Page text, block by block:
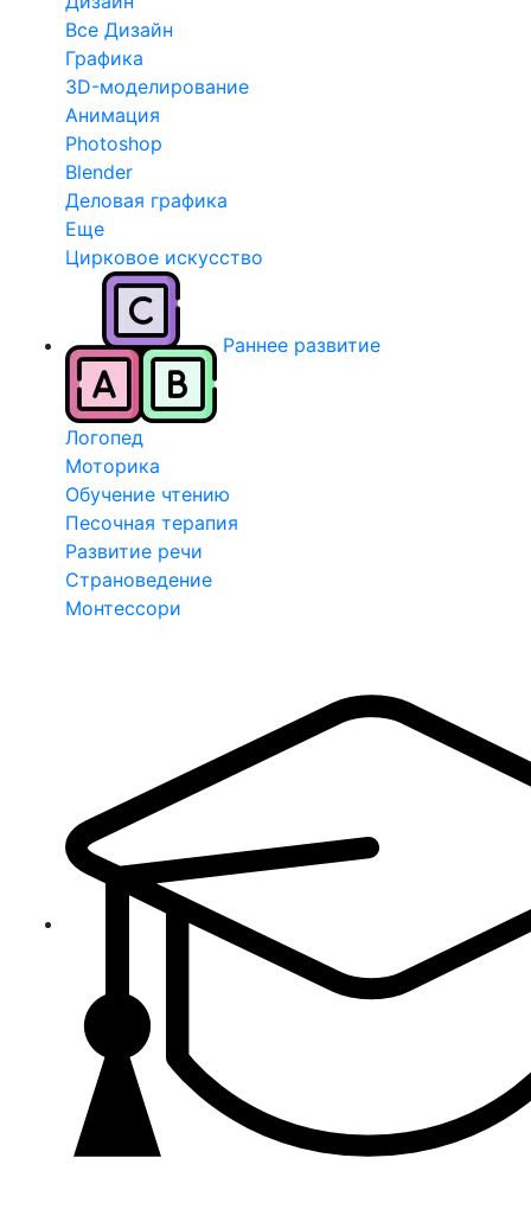
Все Дизайн
Графика
3D-моделирование
Анимация
Photoshop
Blender
Деловая графика
Еще
Цирковое искусство
Раннее развитие
Логопед
Моторика
Обучение чтению
Песочная терапия
Развитие речи
Страноведение
Монтессори